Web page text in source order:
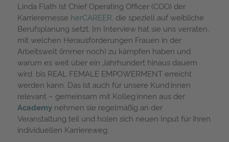
Linda Flath ist Chief Operating Officer (COO) der
Karrieremesse herCAREER, die speziell auf weibliche
Berufsplanung setzt. Im Interview hat sie uns verraten,
mit welchen Herausforderungen Frauen in der
Arbeitswelt (immer noch) zu kämpfen haben und
warum es weit über ein Jahrhundert hinaus dauern
wird, bis REAL FEMALE EMPOWERMENT erreicht
werden kann. Das ist auch für unsere Kund:innen
relevant – gemeinsam mit Kolleg:innen aus der
Academynehmen sie regelmäßig an der
Veranstaltung teil und holen sich neuen Input für ihren
individuellen Karriereweg.